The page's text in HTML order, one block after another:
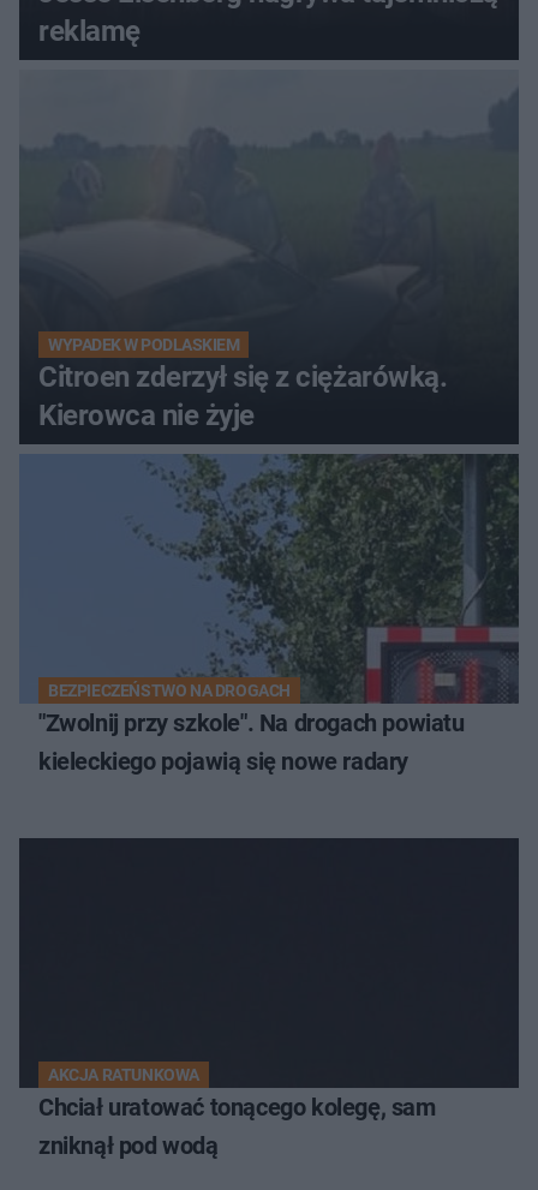
reklamę
WYPADEK W PODLASKIEM
Citroen zderzył się z ciężarówką.
Kierowca nie żyje
BEZPIECZEŃSTWO NA DROGACH
"Zwolnij przy szkole". Na drogach powiatu
kieleckiego pojawią się nowe radary
AKCJA RATUNKOWA
Chciał uratować tonącego kolegę, sam
zniknął pod wodą